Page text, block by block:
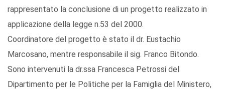
rappresentato la conclusione di un progetto realizzato in
applicazione della legge n.53 del 2000.
Coordinatore del progetto è stato il dr. Eustachio
Marcosano, mentre responsabile il sig. Franco Bitondo.
Sono intervenuti la dr.ssa Francesca Petrossi del
Dipartimento per le Politiche per la Famiglia del Ministero,